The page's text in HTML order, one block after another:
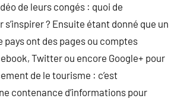
de leurs congés : quoi de
s’inspirer ? Ensuite étant donné que un
pays ont des pages ou comptes
Twitter ou encore Google+ pour
de le tourisme : c’est
contenance d’informations pour